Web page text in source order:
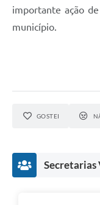
importante ação
município.
GOSTEI
Secretarias